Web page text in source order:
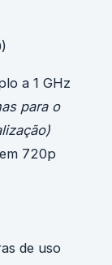
a 1 GHz
para o
720p
de uso